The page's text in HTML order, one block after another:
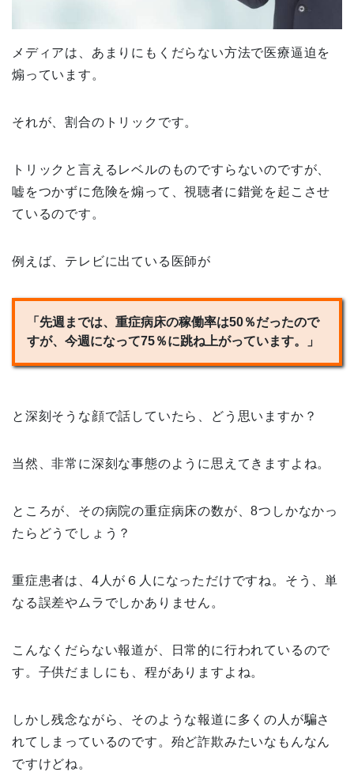
メディアは、あまりにもくだらない方法で医療逼迫を
煽っています。
それが、割合のトリックです。
トリックと言えるレベルのものですらないのですが、
嘘をつかずに危険を煽って、視聴者に錯覚を起こさせ
ているのです。
例えば、テレビに出ている医師が
「先週までは、重症病床の稼働率は50％だったので
すが、今週になって75％に跳ね上がっています。」
と深刻そうな顔で話していたら、どう思いますか？
当然、非常に深刻な事態のように思えてきますよね。
ところが、その病院の重症病床の数が、8つしかなかっ
たらどうでしょう？
重症患者は、4人が６人になっただけですね。そう、単
なる誤差やムラでしかありません。
こんなくだらない報道が、日常的に行われているので
す。子供だましにも、程がありますよね。
しかし残念ながら、そのような報道に多くの人が騙さ
れてしまっているのです。殆ど詐欺みたいなもんなん
ですけどね。